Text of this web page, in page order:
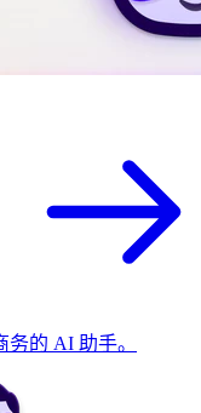
务的 AI 助手。